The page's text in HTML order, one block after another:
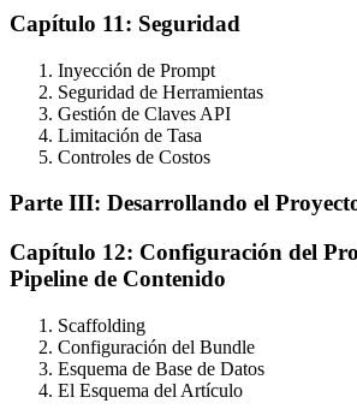
Capítulo 11: Seguridad
Inyección de Prompt
Seguridad de Herramientas
Gestión de Claves API
Limitación de Tasa
Controles de Costos
Parte III: Desarrollando el
Capítulo 12: Configuración del
Pipeline de Contenido
Scaffolding
Configuración del Bundle
Esquema de Base de Datos
El Esquema del Artículo